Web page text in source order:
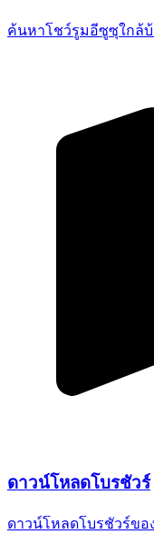
ค้นหาโชว์รูมอีซูซุใกล้
ดาวน์โหลดโบรชัวร์
ดาวน์โหลดโบรชัวร์ขอ